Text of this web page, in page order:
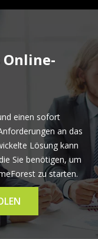
Online-
einen sofort
an das
Lösung kann
Sie benötigen, um
zu starten.